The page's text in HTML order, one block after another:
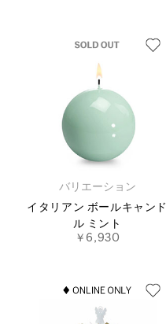
バリエーション
イタリアン ボールキャンド
ル ミント
￥6,930